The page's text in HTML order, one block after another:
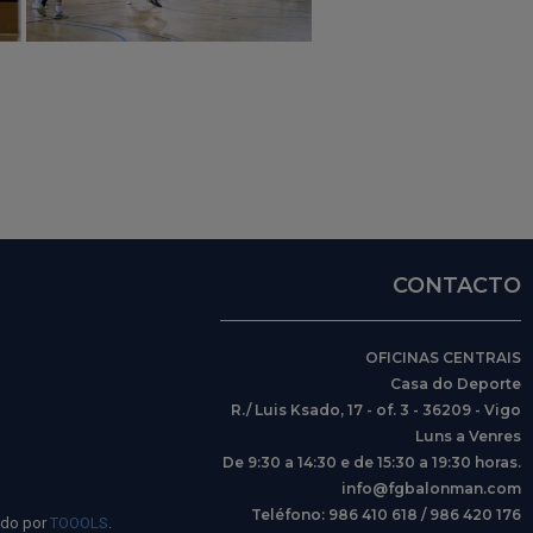
por TOOOLS.
CONTACTO
OFICINAS CENTRAIS
Casa do Deporte
R./ Luis Ksado, 17 - of. 3 - 36209 - Vigo
Luns a Venres
De 9:30 a 14:30 e de 15:30 a 19:30 horas.
info@fgbalonman.com
Teléfono: 986 410 618 / 986 420 176